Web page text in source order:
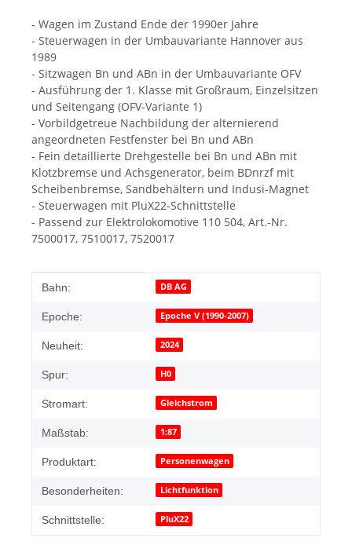
- Wagen im Zustand Ende der 1990er Jahre
- Steuerwagen in der Umbauvariante Hannover aus
1989
- Sitzwagen Bn und ABn in der Umbauvariante OFV
- Ausführung der 1. Klasse mit Großraum, Einzelsitzen
und Seitengang (OFV-Variante 1)
- Vorbildgetreue Nachbildung der alternierend
angeordneten Festfenster bei Bn und ABn
- Fein detaillierte Drehgestelle bei Bn und ABn mit
Klotzbremse und Achsgenerator, beim BDnrzf mit
Scheibenbremse, Sandbehältern und Indusi-Magnet
- Steuerwagen mit PluX22-Schnittstelle
- Passend zur Elektrolokomotive 110 504, Art.-Nr.
7500017, 7510017, 7520017
Produkteigenschaft
Wert
Bahn: DB AG
Epoche: Epoche V (1990-2007)
Neuheit: 2024
Spur: H0
Stromart: Gleichstrom
Maßstab: 1:87
Produktart: Personenwagen
Besonderheiten: Lichtfunktion
Schnittstelle: PluX22